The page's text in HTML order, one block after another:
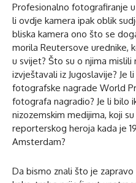
Profesionalno fotografiranje
li ovdje kamera ipak oblik
bliska kamera ono što se
morila Reutersove urednike,
u svijet? Što su o njima
izvještavali iz Jugoslavije? Je
fotografske nagrade World
fotografa nagradio? Je li bilo
nizozemskim medijima, koji
reporterskog heroja kada je
Amsterdam?
Da bismo znali što je